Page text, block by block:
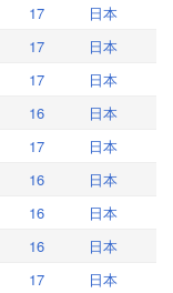
17
日本
17
日本
17
日本
16
日本
17
日本
16
日本
16
日本
16
日本
17
日本